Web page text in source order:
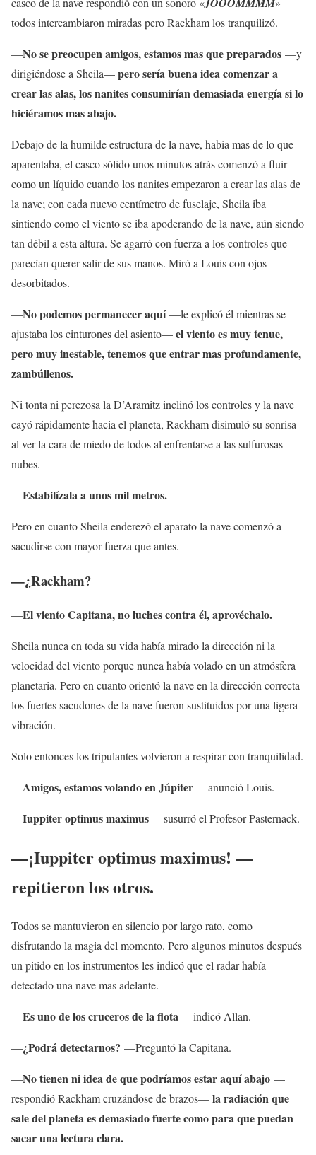
todos intercambiaron miradas pero Rackham los tranquilizó.
—No se preocupen amigos, estamos mas que preparados —y
dirigiéndose a Sheila—pero sería buena idea comenzar a
crear las alas, los nanites consumirían demasiada energía si lo
hiciéramos mas abajo.
Debajo de la humilde estructura de la nave, había mas de lo que
aparentaba, el casco sólido unos minutos atrás comenzó a fluir
como un líquido cuando los nanites empezaron a crear las alas de
la nave; con cada nuevo centímetro de fuselaje, Sheila iba
sintiendo como el viento se iba apoderando de la nave, aún siendo
tan débil a esta altura. Se agarró con fuerza a los controles que
parecían querer salir de sus manos. Miró a Louis con ojos
desorbitados.
—No podemos permanecer aquí—le explicó él mientras se
ajustaba los cinturones del asiento—el viento es muy tenue,
pero muy inestable, tenemos que entrar mas profundamente,
zambúllenos.
Ni tonta ni perezosa la D’Aramitz inclinó los controles y la nave
cayó rápidamente hacia el planeta, Rackham disimuló su sonrisa
al ver la cara de miedo de todos al enfrentarse a las sulfurosas
nubes.
—Estabilízala a unos mil metros.
Pero en cuanto Sheila enderezó el aparato la nave comenzó a
sacudirse con mayor fuerza que antes.
—¿Rackham?
—El viento Capitana, no luches contra él, aprovéchalo.
Sheila nunca en toda su vida había mirado la dirección ni la
velocidad del viento porque nunca había volado en un atmósfera
planetaria. Pero en cuanto orientó la nave en la dirección correcta
los fuertes sacudones de la nave fueron sustituidos por una ligera
vibración.
Solo entonces los tripulantes volvieron a respirar con tranquilidad.
—Amigos, estamos volando en Júpiter —anunció Louis.
—Iuppiter optimus maximus —susurró el Profesor Pasternack.
—¡Iuppiter optimus maximus! —
repitieron los otros.
Todos se mantuvieron en silencio por largo rato, como
disfrutando la magia del momento. Pero algunos minutos después
un pitido en los instrumentos les indicó que el radar había
detectado una nave mas adelante.
—Es uno de los cruceros de la flota —indicó Allan.
—¿Podrá detectarnos? —Preguntó la Capitana.
—No tienen ni idea de que podríamos estar aquí abajo —
respondió Rackham cruzándose de brazos—la radiación que
sale del planeta es demasiado fuerte como para que puedan
sacar una lectura clara.